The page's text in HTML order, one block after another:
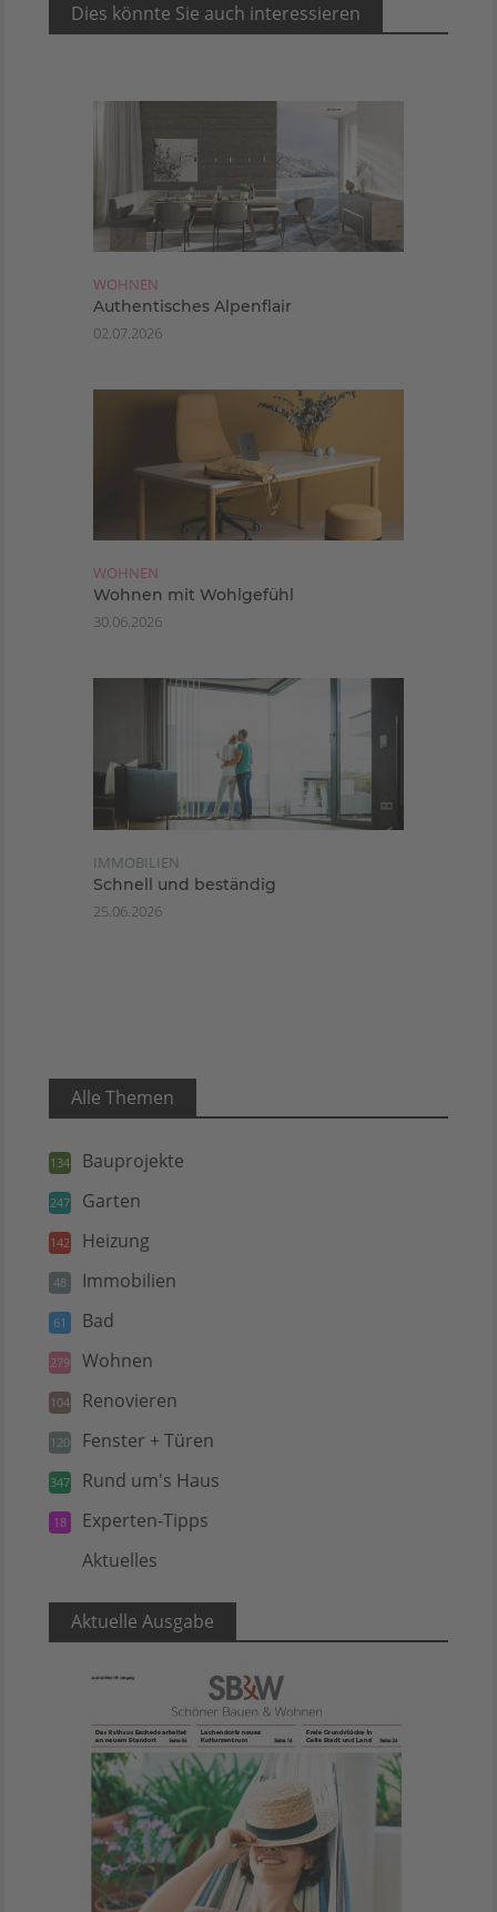
Dies könnte Sie auch interessieren
WOHNEN
Authentisches Alpenflair
02.07.2026
WOHNEN
Wohnen mit Wohlgefühl
30.06.2026
IMMOBILIEN
Schnell und beständig
25.06.2026
Alle Themen
134 Bauprojekte
247 Garten
142 Heizung
48 Immobilien
61 Bad
279 Wohnen
104 Renovieren
120 Fenster + Türen
347 Rund um's Haus
18 Experten-Tipps
Aktuelles
Aktuelle Ausgabe